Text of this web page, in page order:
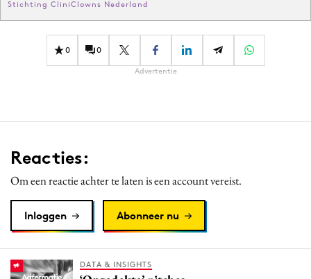
Stichting CliniClowns Nederland
0 0
Advertentie
Reacties:
Om een reactie achter te laten is een account vereist.
Inloggen Abonneer nu
DATA & INSIGHTS